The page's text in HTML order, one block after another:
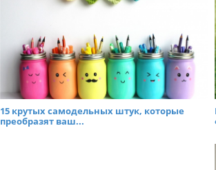
15 крутых самодельных штук, которые
преобразят ваш...